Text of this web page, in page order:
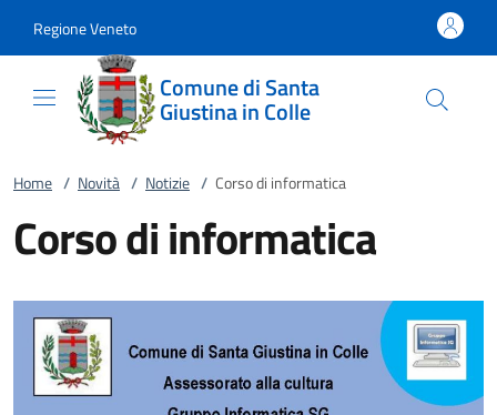
Regione Veneto
Comune di Santa
Giustina in Colle
Home / Novità / Notizie / Corso di informatica
Corso di informatica